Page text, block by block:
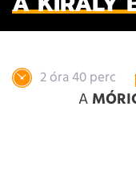
2 óra 40 perc
A